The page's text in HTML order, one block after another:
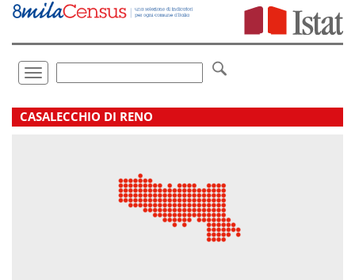
Vai
direttamente
Toggle
navigation
.
CASALECCHIO DI RENO